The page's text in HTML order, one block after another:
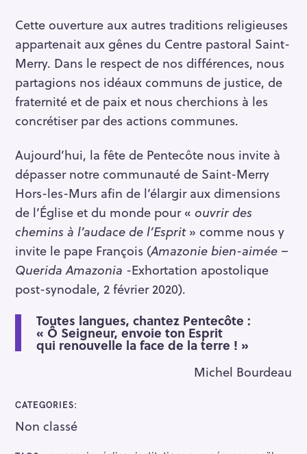
Cette ouverture aux autres traditions religieuses
appartenait aux gênes du Centre pastoral Saint-
Merry. Dans le respect de nos différences, nous
partagions nos idéaux communs de justice, de
fraternité et de paix et nous cherchions à les
concrétiser par des actions communes.
Aujourd’hui, la fête de Pentecôte nous invite à
dépasser notre communauté de Saint-Merry
Hors-les-Murs afin de l’élargir aux dimensions
de l’Église et du monde pour « ouvrir des
chemins à l’audace de l’Esprit» comme nous y
invite le pape François (Amazonie bien-aimée –
Querida Amazonia -Exhortation apostolique
post-synodale, 2 février 2020).
Toutes langues, chantez Pentecôte :
« Ô Seigneur, envoie ton Esprit
qui renouvelle la face de la terre ! »
Michel Bourdeau
CATEGORIES
Non classé
e